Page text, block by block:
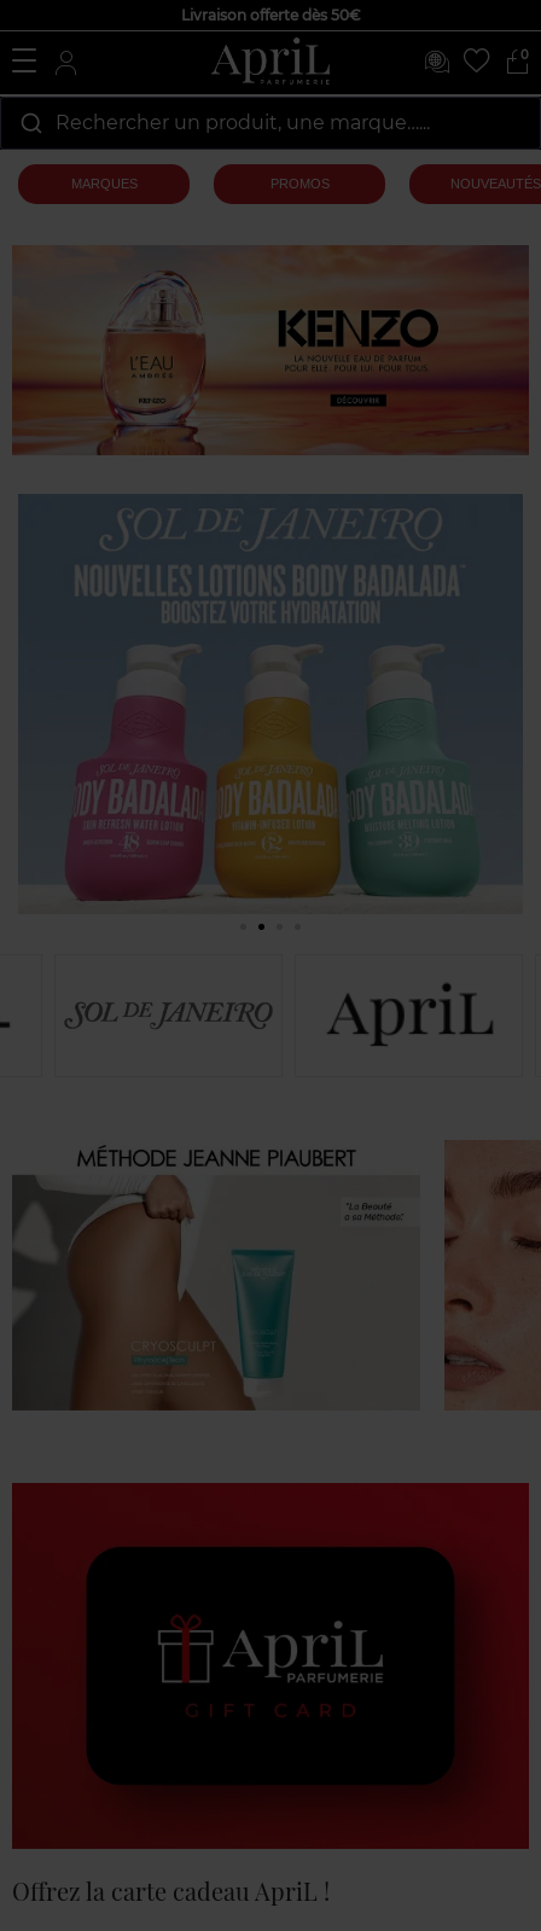
Livraison offerte dès 50€
0
Rechercher un produit, une marque…...
MARQUES PROMOS NOUVEAUTÉS
Offrez la carte cadeau ApriL !